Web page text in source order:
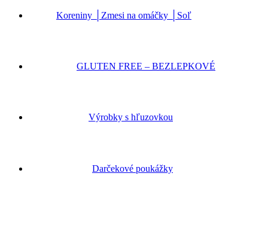
Koreniny │Zmesi na omáčky │Soľ
GLUTEN FREE – BEZLEPKOVÉ
Výrobky s hľuzovkou
Darčekové poukážky